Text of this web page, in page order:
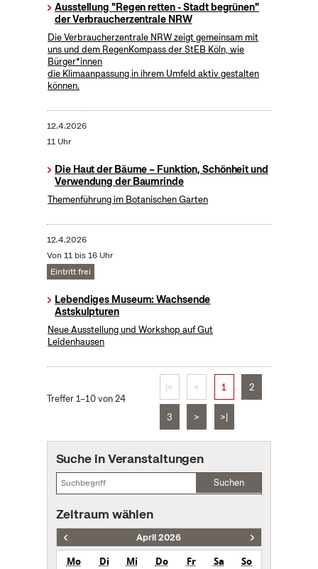
Ausstellung "Regen retten - Stadt begrünen"
der Verbraucherzentrale NRW
Die Verbraucherzentrale NRW zeigt gemeinsam mit
uns und dem RegenKompass der StEB Köln, wie
Bürger*innen
die Klimaanpassung in ihrem Umfeld aktiv gestalten
können.
12.4.2026
11 Uhr
Die Haut der Bäume – Funktion, Schönheit und
Verwendung der Baumrinde
Themenführung im Botanischen Garten
12.4.2026
Von 11 bis 16 Uhr
Eintritt frei
Lebendiges Museum: Wachsende
Astskulpturen
Neue Ausstellung und Workshop auf Gut
Leidenhausen
Treffer 1–10 von 24
|< < 1 2
3 > >|
Suche in Veranstaltungen
Suchen
Zeitraum wählen
April 2026
Mo Di Mi Do Fr Sa
So